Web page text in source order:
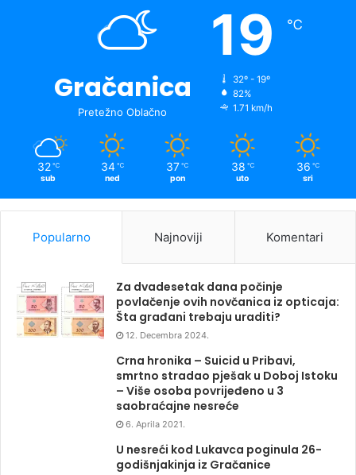
Gračanica
Pretežno Oblačno
19 ℃
32º - 19º
82%
1.71 km/h
32 ℃
sub
34 ℃
ned
37 ℃
pon
38 ℃
uto
36 ℃
sri
Popularno Najnoviji Komentari
Za dvadesetak dana počinje
povlačenje ovih novčanica iz opticaja:
Šta građani trebaju uraditi?
12. Decembra 2024.
Crna hronika – Suicid u Pribavi,
smrtno stradao pješak u Doboj Istoku
– Više osoba povrijeđeno u 3
saobraćajne nesreće
6. Aprila 2021.
U nesreći kod Lukavca poginula 26-
godišnjakinja iz Gračanice